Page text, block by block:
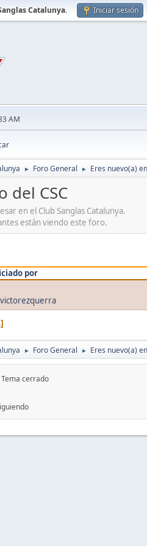
Catalunya. Iniciar sesión
AM
► Foro General ► Eres nuevo(a)
del CSC
en el Club Sanglas Catalunya.
están viendo este foro.
por
victorezquerra
► Foro General ► Eres nuevo(a)
Tema cerrado